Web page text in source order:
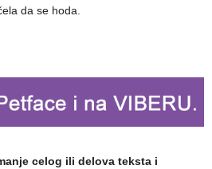
da se hoda.
celog ili delova teksta i